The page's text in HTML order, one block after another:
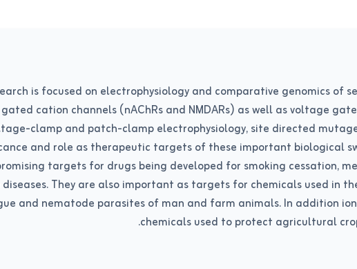
is focused on electrophysiology and comparative genomics of
cation channels (nAChRs and NMDARs) as well as voltage
clamp and patch-clamp electrophysiology, site directed
and role as therapeutic targets of these important biological
targets for drugs being developed for smoking cessation,
They are also important as targets for chemicals used in
and nematode parasites of man and farm animals. In addition
chemicals used to protect agricultural